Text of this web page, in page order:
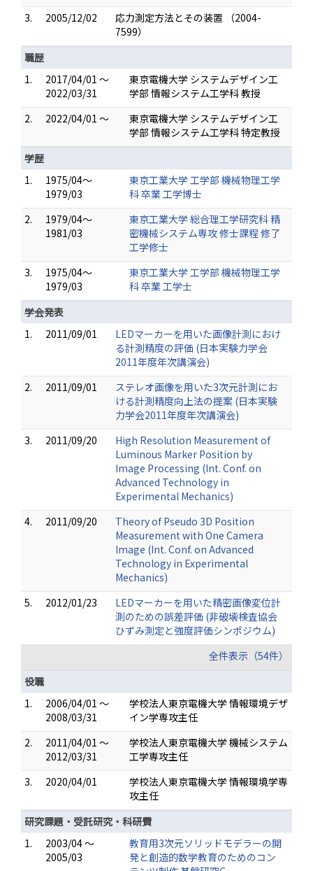
3.
2005/12/02
応力測定方法とその装置 （2004-
7599）
職歴
1.
2017/04/01 ～
2022/03/31
東京電機大学 システムデザイン工
学部 情報システム工学科 教授
2.
2022/04/01 ～
東京電機大学 システムデザイン工
学部 情報システム工学科 特定教授
学歴
1.
1975/04～
1979/03
東京工業大学 工学部 機械物理工学
科 卒業 工学博士
2.
1979/04～
1981/03
東京工業大学 総合理工学研究科 精
密機械システム専攻 修士課程 修了
工学修士
3.
1975/04～
1979/03
東京工業大学 工学部 機械物理工学
科 卒業 工学士
学会発表
1.
2011/09/01
LEDマーカーを用いた画像計測におけ
る計測精度の評価 (日本実験力学会
2011年度年次講演会)
2.
2011/09/01
ステレオ画像を用いた3次元計測にお
ける計測精度向上法の提案 (日本実験
力学会2011年度年次講演会)
3.
2011/09/20
High Resolution Measurement of
Luminous Marker Position by
Image Processing (Int. Conf. on
Advanced Technology in
Experimental Mechanics)
4.
2011/09/20
Theory of Pseudo 3D Position
Measurement with One Camera
Image (Int. Conf. on Advanced
Technology in Experimental
Mechanics)
5.
2012/01/23
LEDマーカーを用いた精密画像変位計
測のための誤差評価 (非破壊検査協会
ひずみ測定と強度評価シンポジウム)
全件表示（54件）
役職
1.
2006/04/01 ～
2008/03/31
学校法人東京電機大学 情報環境デザ
イン学専攻主任
2.
2011/04/01 ～
2012/03/31
学校法人東京電機大学 機械システム
工学専攻主任
3.
2020/04/01
学校法人東京電機大学 情報環境学専
攻主任
研究課題・受託研究・科研費
1.
2003/04 ～
2005/03
教育用3次元ソリッドモデラーの開
発と創造的数学教育のためのコン